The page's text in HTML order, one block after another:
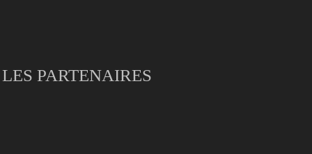
LES PARTENAIRES